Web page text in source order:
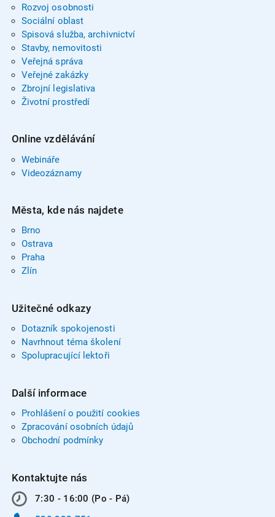
Rozvoj osobnosti
Sociální oblast
Spisová služba, archivnictví
Stavby, nemovitosti
Veřejná správa
Veřejné zakázky
Zbrojní legislativa
Životní prostředí
Online vzdělávání
Webináře
Videozáznamy
Města, kde nás najdete
Brno
Ostrava
Praha
Zlín
Užitečné odkazy
Dotazník spokojenosti
Navrhnout téma školení
Spolupracující lektoři
Další informace
Prohlášení o použití cookies
Zpracování osobních údajů
Obchodní podmínky
Kontaktujte nás
7:30 - 16:00 (Po - Pá)